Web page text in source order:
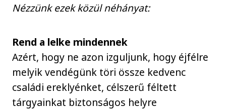
Nézzünk ezek közül néhányat:
Rend a lelke mindennek
Azért, hogy ne azon izguljunk, hogy éjfélre
melyik vendégünk töri össze kedvenc
családi ereklyénket, célszerű féltett
tárgyainkat biztonságos helyre